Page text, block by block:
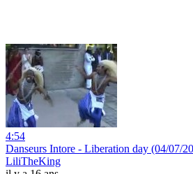
4:54
Danseurs Intore - Liberation day (04/07/
LiliTheKing